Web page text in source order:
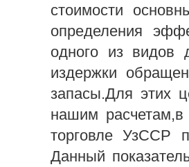
стоимости
определения
одного из видов
издержки
запасы.Для этих
нашим
торговле УзССР
Данный